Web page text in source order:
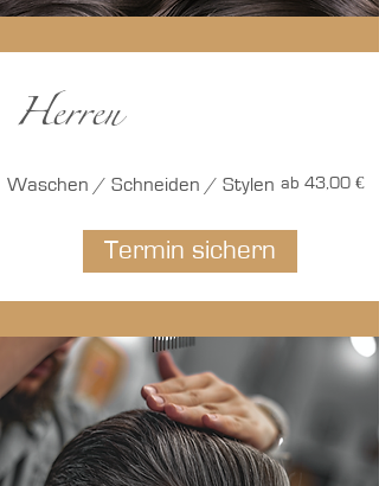
Herren
Waschen / Schneiden / Stylen ab 43,00 €
Termin sichern